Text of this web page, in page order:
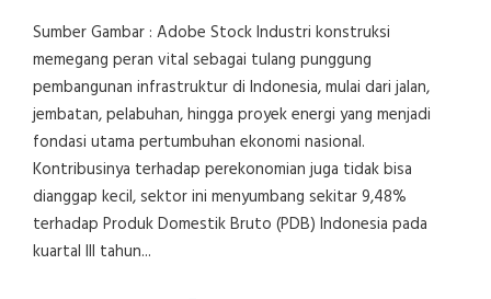
Sumber Gambar : Adobe Stock Industri konstruksi
memegang peran vital sebagai tulang punggung
pembangunan infrastruktur di Indonesia, mulai dari jalan,
jembatan, pelabuhan, hingga proyek energi yang menjadi
fondasi utama pertumbuhan ekonomi nasional.
Kontribusinya terhadap perekonomian juga tidak bisa
dianggap kecil, sektor ini menyumbang sekitar 9,48%
terhadap Produk Domestik Bruto (PDB) Indonesia pada
kuartal III tahun...